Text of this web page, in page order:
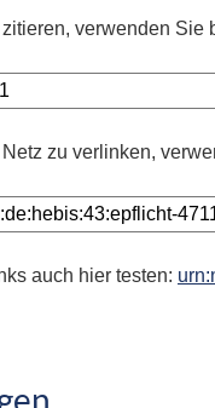
verwenden Sie
zu verlinken,
auch hier testen: